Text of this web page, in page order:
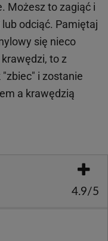
Możesz to zagiąć i
odciąć. Pamiętaj
się nieco
to z
i zostanie
a krawędzią
4.9/5